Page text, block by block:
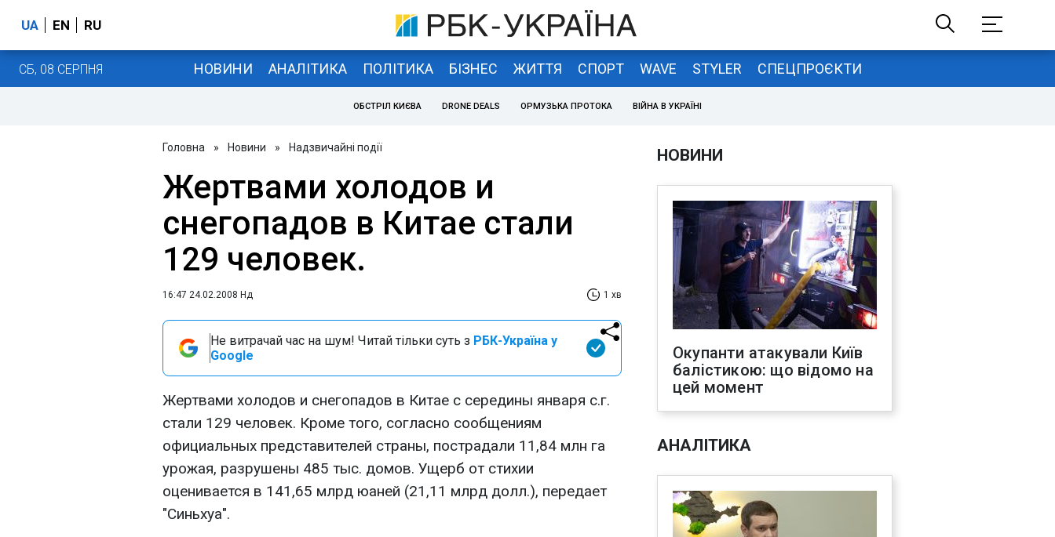
UA EN RU
СБ, 08 СЕРПНЯ НОВИНИ АНАЛІТИКА ПОЛІТИКА БІЗНЕС ЖИТТЯ СПОРТ WAVE STYLER СПЕЦПРОЄКТИ
ОБСТРІЛ КИЄВА DRONE DEALS ОРМУЗЬКА ПРОТОКА ВІЙНА В УКРАЇНІ
Головна » Новини » Надзвичайні події
Жертвами холодов и
снегопадов в Китае стали
129 человек.
16:47 24.02.2008 Нд 1 хв
Не витрачай час на шум! Читай тільки суть з РБК-Україна у
Google
Жертвами холодов и снегопадов в Китае с середины января с.г.
стали 129 человек. Кроме того, согласно сообщениям
официальных представителей страны, пострадали 11,84 млн га
урожая, разрушены 485 тыс. домов. Ущерб от стихии
оценивается в 141,65 млрд юаней (21,11 млрд долл.), передает
"Синьхуа".
НОВИНИ
Окупанти атакували Київ
балістикою: що відомо на
цей момент
АНАЛІТИКА